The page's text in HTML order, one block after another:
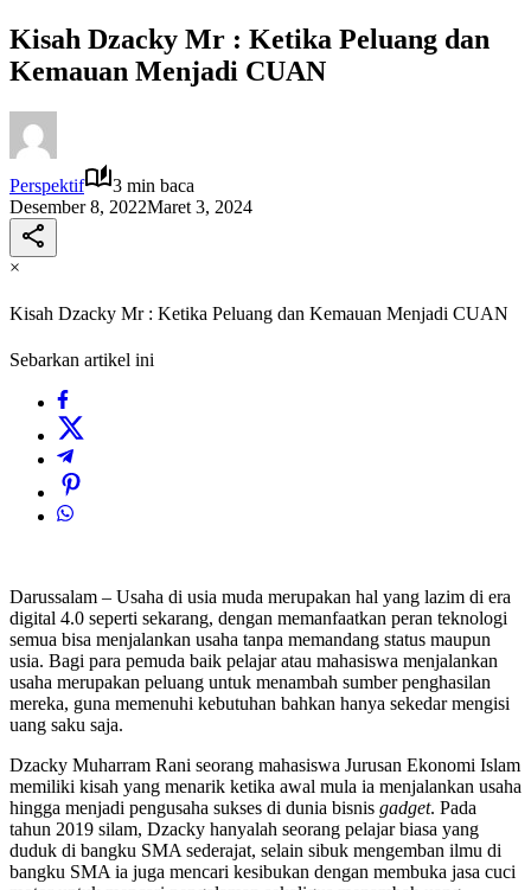
Kisah Dzacky Mr : Ketika Peluang dan
Kemauan Menjadi CUAN
Perspektif
3 min baca
Desember 8, 2022Maret 3, 2024
×
Kisah Dzacky Mr : Ketika Peluang dan Kemauan Menjadi CUAN
Sebarkan artikel ini
Darussalam – Usaha di usia muda merupakan hal yang lazim di era
digital 4.0 seperti sekarang, dengan memanfaatkan peran teknologi
semua bisa menjalankan usaha tanpa memandang status maupun
usia. Bagi para pemuda baik pelajar atau mahasiswa menjalankan
usaha merupakan peluang untuk menambah sumber penghasilan
mereka, guna memenuhi kebutuhan bahkan hanya sekedar mengisi
uang saku saja.
Dzacky Muharram Rani seorang mahasiswa Jurusan Ekonomi Islam
memiliki kisah yang menarik ketika awal mula ia menjalankan usaha
hingga menjadi pengusaha sukses di dunia bisnis gadget. Pada
tahun 2019 silam, Dzacky hanyalah seorang pelajar biasa yang
duduk di bangku SMA sederajat, selain sibuk mengemban ilmu di
bangku SMA ia juga mencari kesibukan dengan membuka jasa cuci